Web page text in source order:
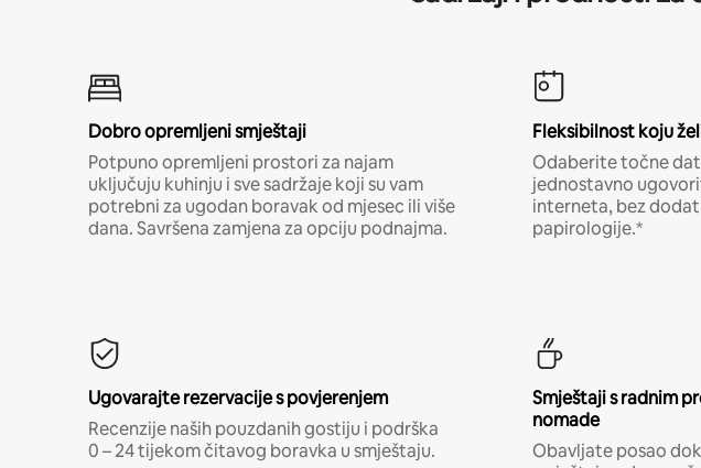
Dobro opremljeni smještaji
Potpuno opremljeni prostori za najam
uključuju kuhinju i sve sadržaje koji su vam
potrebni za ugodan boravak od mjesec ili više
dana. Savršena zamjena za opciju podnajma.
Fleksibilnost koju
Odaberite točne
jednostavno
interneta, bez
papirologije.*
Ugovarajte rezervacije s povjerenjem
Recenzije naših pouzdanih gostiju i podrška
0 – 24 tijekom čitavog boravka u smještaju.
Smještaji s radnim
nomade
Obavljate posao